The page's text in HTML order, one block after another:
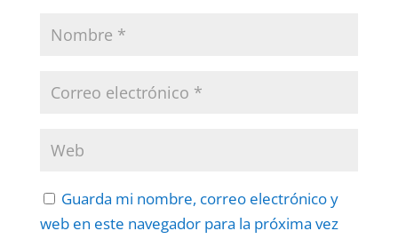
Guarda mi nombre, correo electrónico y
web en este navegador para la próxima vez